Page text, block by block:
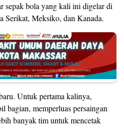
sepak bola yang kali ini digelar di
Serikat, Meksiko, dan Kanada.
Untuk pertama kalinya,
bagian, memperluas persaingan
banyak tim untuk mencetak